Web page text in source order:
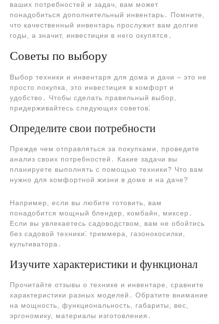
ваших потребностей и задач, вам может
понадобиться дополнительный инвентарь․ Помните,
что качественный инвентарь прослужит вам долгие
годы, а значит, инвестиции в него окупятся․
Советы по выбору
Выбор техники и инвентаря для дома и дачи – это не
просто покупка, это инвестиция в комфорт и
удобство․ Чтобы сделать правильный выбор,
придерживайтесь следующих советов⁚
Определите свои потребности
Прежде чем отправляться за покупками, проведите
анализ своих потребностей․ Какие задачи вы
планируете выполнять с помощью техники? Что вам
нужно для комфортной жизни в доме и на даче?
Например, если вы любите готовить, вам
понадобится мощный блендер, комбайн, миксер․
Если вы увлекаетесь садоводством, вам не обойтись
без садовой техники⁚ триммера, газонокосилки,
культиватора․
Изучите характеристики и функционал
Прочитайте отзывы о технике и инвентаре, сравните
характеристики разных моделей․ Обратите внимание
на мощность, функциональность, габариты, вес,
эргономику, материалы изготовления․